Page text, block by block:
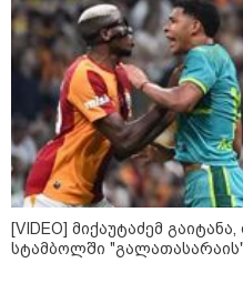
[VIDEO] მიქაუტაძემ
სტამბოლში